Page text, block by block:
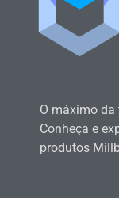
O máximo
Conheça e
produtos